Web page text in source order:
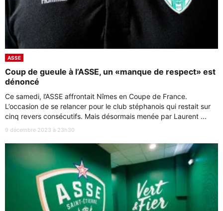
ASSE
Coup de gueule à l’ASSE, un «manque de respect» est
dénoncé
Ce samedi, l’ASSE affrontait Nîmes en Coupe de France.
L’occasion de se relancer pour le club stéphanois qui restait sur
cinq revers consécutifs. Mais désormais menée par Laurent ...
9 décembre 2023 à 23h30